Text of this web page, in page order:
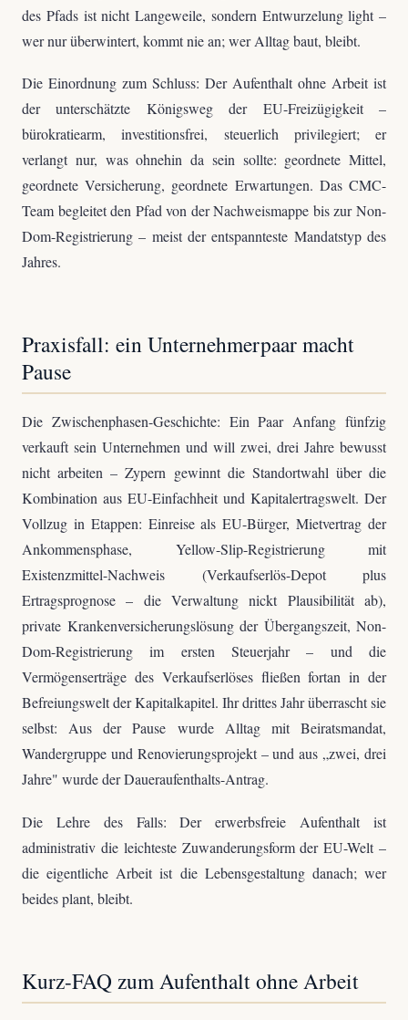
des Pfads ist nicht Langeweile, sondern Entwurzelung light –
wer nur überwintert, kommt nie an; wer Alltag baut, bleibt.
Die Einordnung zum Schluss: Der Aufenthalt ohne Arbeit ist
der unterschätzte Königsweg der EU-Freizügigkeit –
bürokratiearm, investitionsfrei, steuerlich privilegiert; er
verlangt nur, was ohnehin da sein sollte: geordnete Mittel,
geordnete Versicherung, geordnete Erwartungen. Das CMC-
Team begleitet den Pfad von der Nachweismappe bis zur Non-
Dom-Registrierung – meist der entspannteste Mandatstyp des
Jahres.
Praxisfall: ein Unternehmerpaar macht
Pause
Die Zwischenphasen-Geschichte: Ein Paar Anfang fünfzig
verkauft sein Unternehmen und will zwei, drei Jahre bewusst
nicht arbeiten – Zypern gewinnt die Standortwahl über die
Kombination aus EU-Einfachheit und Kapitalertragswelt. Der
Vollzug in Etappen: Einreise als EU-Bürger, Mietvertrag der
Ankommensphase, Yellow-Slip-Registrierung mit
Existenzmittel-Nachweis (Verkaufserlös-Depot plus
Ertragsprognose – die Verwaltung nickt Plausibilität ab),
private Krankenversicherungslösung der Übergangszeit, Non-
Dom-Registrierung im ersten Steuerjahr – und die
Vermögenserträge des Verkaufserlöses fließen fortan in der
Befreiungswelt der Kapitalkapitel. Ihr drittes Jahr überrascht sie
selbst: Aus der Pause wurde Alltag mit Beiratsmandat,
Wandergruppe und Renovierungsprojekt – und aus „zwei, drei
Jahre" wurde der Daueraufenthalts-Antrag.
Die Lehre des Falls: Der erwerbsfreie Aufenthalt ist
administrativ die leichteste Zuwanderungsform der EU-Welt –
die eigentliche Arbeit ist die Lebensgestaltung danach; wer
beides plant, bleibt.
Kurz-FAQ zum Aufenthalt ohne Arbeit